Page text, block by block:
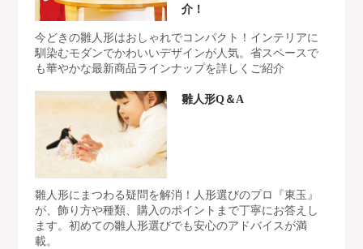
介！
今どきの雛人形はおしゃれでコンパクト！インテリアに
馴染むモダンでかわいいデザインが人気。省スペースで
も華やかな最新商品ラインナップを詳しくご紹介
雛人形Q＆A
雛人形にまつわる疑問を解消！人形選びのプロ『東玉』
が、飾り方や種類、購入のポイントまで丁寧にお答えし
ます。初めての雛人形選びでも安心のアドバイスが満
載。